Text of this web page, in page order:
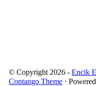
© Copyright 2026 - Encik
Contango Theme ⋅